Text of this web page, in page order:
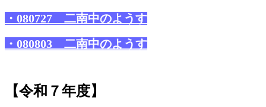
・080727 二南中のようす
・080803 二南中のようす
【令和７年度】